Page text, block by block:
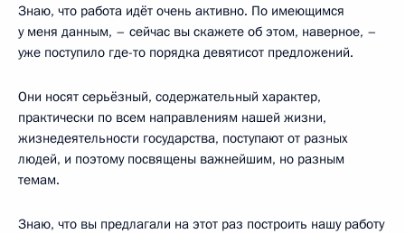
Знаю, что работа идёт очень активно. По имеющимся
у меня данным, – сейчас вы скажете об этом, наверное, –
уже поступило где-то порядка девятисот предложений.
Они носят серьёзный, содержательный характер,
практически по всем направлениям нашей жизни,
жизнедеятельности государства, поступают от разных
людей, и поэтому посвящены важнейшим, но разным
темам.
Знаю, что вы предлагали на этот раз построить нашу работу